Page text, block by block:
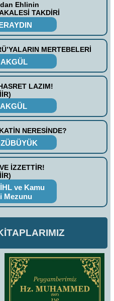
Ehlinin
TAKDİRİ
MERTEBELERİ
LAZIM!
NERESİNDE?
İZZETTİR!
ve Kamu
Mezunu